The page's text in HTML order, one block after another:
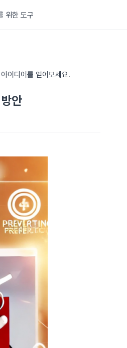
위한 도구
이디어를 얻어보세요.
안